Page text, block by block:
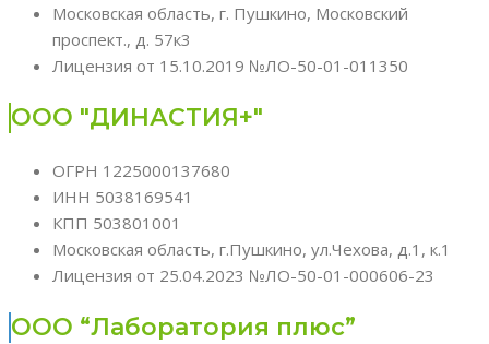
Московская область, г. Пушкино, Московский
проспект., д. 57к3
Лицензия от 15.10.2019 №ЛО-50-01-011350
ООО "ДИНАСТИЯ+"
ОГРН 1225000137680
ИНН 5038169541
КПП 503801001
Московская область, г.Пушкино, ул.Чехова, д.1, к.1
Лицензия от 25.04.2023 №ЛО-50-01-000606-23
ООО “Лаборатория плюс”